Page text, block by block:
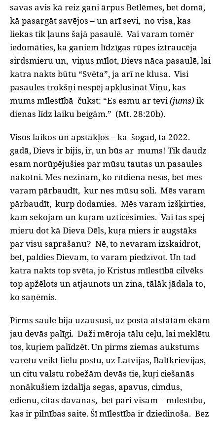
savas avis kā reiz gani ārpus Betlēmes, bet domā,
kā pasargāt savējos – un arī sevi, no visa, kas
liekas tik ļauns šajā pasaulē. Vai varam tomēr
iedomāties, ka ganiem līdzīgas rūpes iztraucēja
sirdsmieru un, viņus mīlot, Dievs nāca pasaulē, lai
katra nakts būtu “Svēta”, ja arī ne klusa. Visi
pasaules trokšņi nespēj apklusināt Viņu, kas
mums mīlestībā čukst: “Es esmu ar tevi(jums)ik
dienas līdz laiku beigām.” (Mt. 28:20b).
Visos laikos un apstākļos – kā šogad, tā 2022.
gadā, Dievs ir bijis, ir, un būs ar mums! Tik daudz
esam norūpējušies par mūsu tautas un pasaules
nākotni. Mēs nezinām, ko rītdiena nesīs, bet mēs
varam pārbaudīt, kur nes mūsu soli. Mēs varam
pārbaudīt, kurp dodamies. Mēs varam izšķirties,
kam sekojam un kuŗam uzticēsimies. Vai tas spēj
mieru dot kā Dieva Dēls, kuŗa miers ir augstāks
par visu saprašanu? Nē, to nevaram izskaidrot,
bet, paldies Dievam, to varam piedzīvot. Un tad
katra nakts top svēta, jo Kristus mīlestībā cilvēks
top apžēlots un atjaunots un zina, tālāk jādala to,
ko saņēmis.
Pirms saule bija uzaususi, uz postā atstātām ēkām
jau devās palīgi. Daži mēroja tālu ceļu, lai meklētu
tos, kuŗiem palīdzēt. Un pirms ziemas aukstums
varētu veikt lielu postu, uz Latvijas, Baltkrievijas,
un citu valstu robežām devās tie, kuŗi ciešanās
nonākušiem izdalīja segas, apavus, cimdus,
ēdienu, citas dāvanas, bet pāri visam –mīlestību,
kas ir pilnības saite. Šī mīlestība ir dziedinoša. Bez